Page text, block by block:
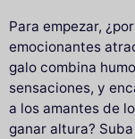
Para empezar,
emocionantes
galo combina
sensaciones, y
a los amantes de
ganar altura?